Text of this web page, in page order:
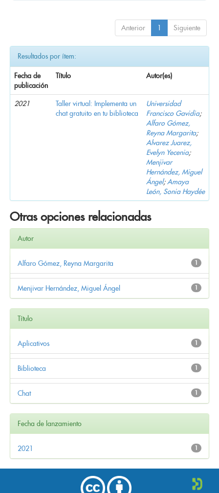
Anterior 1 Siguiente
Resultados por ítem:
Fecha de
publicación
Título Autor(es)
2021
Taller virtual: Implementa un
chat gratuito en tu biblioteca
Universidad
Francisco Gavidia;
Alfaro Gómez,
Reyna Margarita;
Alvarez Juarez,
Evelyn Yecenia;
Menjivar
Hernández, Miguel
Ángel; Amaya
León, Sonia Haydée
Otras opciones relacionadas
Autor
1
Alfaro Gómez, Reyna Margarita
1
Menjivar Hernández, Miguel Ángel
Título
1
Aplicativos
1
Biblioteca
1
Chat
Fecha de lanzamiento
1
2021